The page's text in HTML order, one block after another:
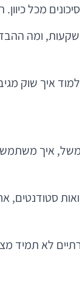
מכל
השקעות, ומה
איך שוק
איך
לא תמיד